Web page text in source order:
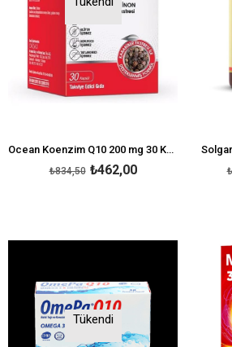
Ocean Koenzim Q10 200 mg 30 Kapsül
₺462,00
₺834,50
Tükendi